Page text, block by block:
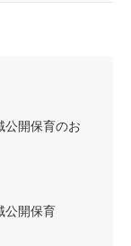
開保育のお
開保育